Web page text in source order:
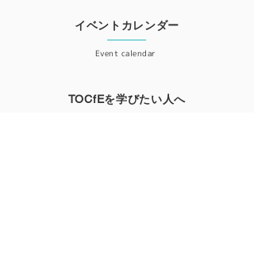
イベントカレンダー
Event calendar
TOCfEを学びたい人へ